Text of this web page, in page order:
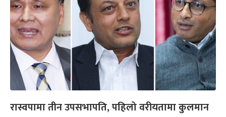
रास्वपामा तीन उपसभापति, पहिलो वरीयतामा कुलमान